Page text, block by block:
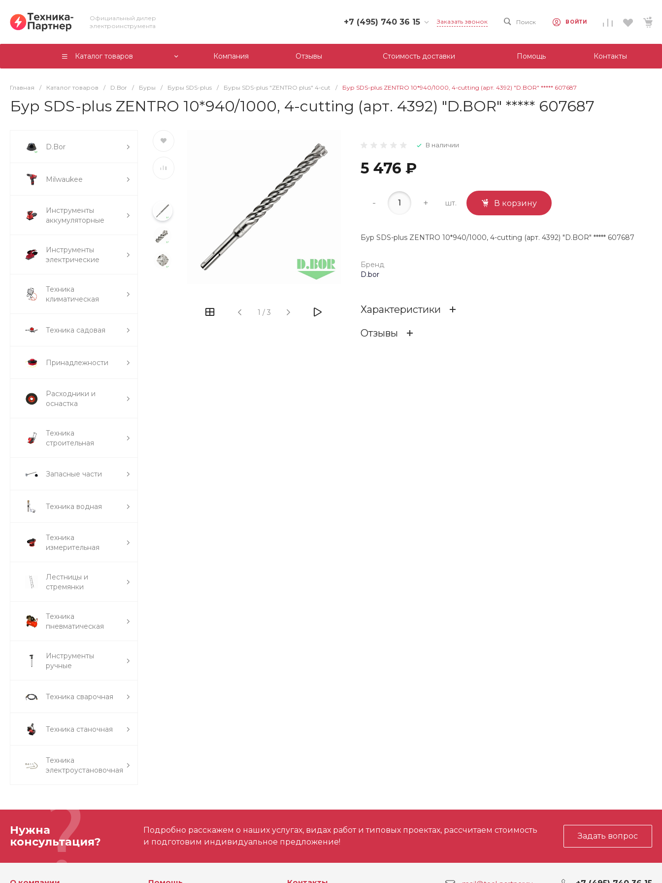
Официальный дилер
электроинструмента
+7 (495) 740 36 15
+7 (495) 740 36 15
г. Москва, Филевский
Заказать звонок Поиск ВОЙТИ
Каталог товаров Компания Отзывы Стоимость доставки Помощь Контакты
Главная / Каталог товаров / D.Bor / Буры / Буры SDS-plus / Буры SDS-plus "ZENTRO plus" 4-cut / Бур SDS-plus ZENTRO 10*940/1000, 4-cutting (арт. 4392) "D.BOR" ***** 607687
Бур SDS-plus ZENTRO 10*940/1000, 4-cutting (арт. 4392) "D.BOR" ***** 607687
D.Bor
Milwaukee
Инструменты
аккумуляторные
Инструменты
электрические
Техника
климатическая
Техника садовая
Принадлежности
Расходники и
оснастка
Техника
строительная
Запасные части
Техника водная
Техника
измерительная
Лестницы и
стремянки
Техника
пневматическая
Инструменты
ручные
Техника сварочная
Техника станочная
Техника
электроустановочная
1 / 3
В наличии
5 476 ₽
- + шт. В корзину
Бур SDS-plus ZENTRO 10*940/1000, 4-cutting (арт. 4392) "D.BOR" ***** 607687
Бренд
D.bor
Характеристики
Отзывы
Нужна
консультация?
Подробно расскажем о наших услугах, видах работ и типовых проектах, рассчитаем стоимость
и подготовим индивидуальное предложение!
Задать вопрос